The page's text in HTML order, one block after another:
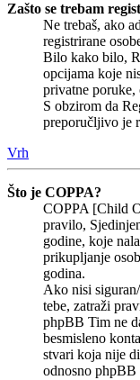
Zašto se trebam
Ne trebaš, ako
registrirane
Bilo kako bilo,
opcijama koje
privatne poruke,
S obzirom da
preporučljivo je
Vrh
Što je COPPA?
COPPA [Child
pravilo,
godine, koje
prikupljanje
godina.
Ako nisi
tebe, zatraži
phpBB Tim ne
besmisleno
stvari koja nije
odnosno phpBB